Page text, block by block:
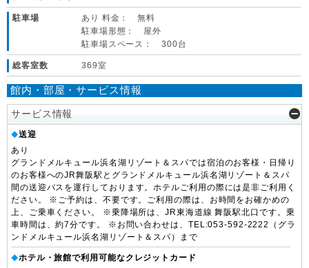
駐車場
あり 料金： 無料
駐車場形態： 屋外
駐車場スペース： 300台
総客室数 369室
館内・部屋・サービス情報
サービス情報
◆送迎
あり
グランドメルキュール浜名湖リゾート＆スパでは宿泊のお客様・日帰り
のお客様へのJR舞阪駅とグランドメルキュール浜名湖リゾート＆スパ
間の送迎バスを運行しております。ホテルご利用の際には是非ご利用く
ださい。 ※ご予約は、不要です。ご利用の際は、お時間をお確かめの
上、ご乗車ください。 ※乗降場所は、JR東海道線 舞阪駅北口です。乗
車時間は、約7分です。 ※お問い合わせは、TEL:053-592-2222（グラ
ンドメルキュール浜名湖リゾート＆スパ）まで
◆ホテル・旅館で利用可能なクレジットカード